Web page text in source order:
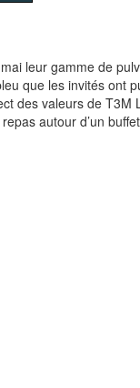
leur gamme de
que les invités ont
des valeurs de
autour d’un